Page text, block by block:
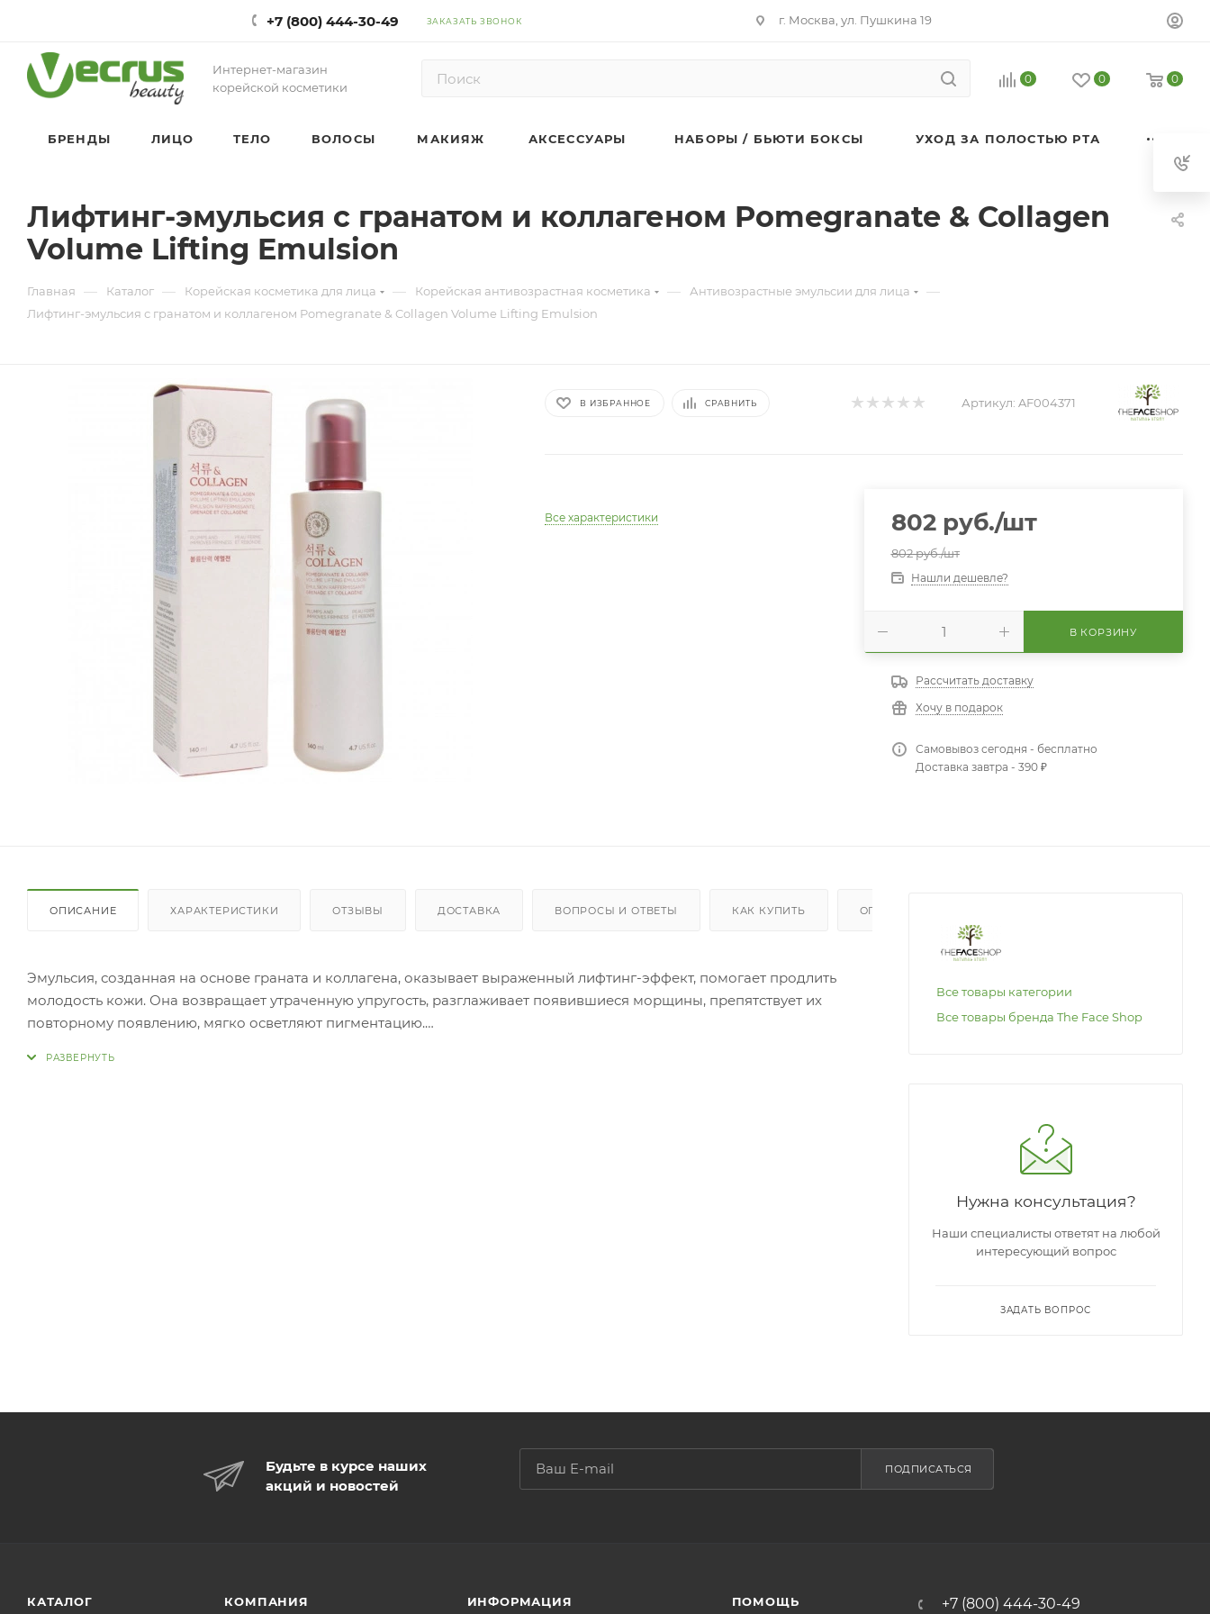
+7 (800) 444-30-49 ЗАКАЗАТЬ ЗВОНОК г. Москва, ул. Пушкина 19
Интернет-магазин
корейской косметики
0 0 0
БРЕНДЫ ЛИЦО ТЕЛО ВОЛОСЫ МАКИЯЖ АКСЕССУАРЫ НАБОРЫ / БЬЮТИ БОКСЫ УХОД ЗА ПОЛОСТЬЮ РТА
Лифтинг-эмульсия с гранатом и коллагеном Pomegranate & Collagen
Volume Lifting Emulsion
Главная — Каталог — Корейская косметика для лица — Корейская антивозрастная косметика — Антивозрастные эмульсии для лица —
Лифтинг-эмульсия с гранатом и коллагеном Pomegranate & Collagen Volume Lifting Emulsion
В ИЗБРАННОЕ СРАВНИТЬ Артикул: AF004371
Все характеристики 802руб./шт
802руб./шт
Нашли дешевле?
В КОРЗИНУ
Рассчитать доставку
Хочу в подарок
Самовывоз сегодня - бесплатно
Доставка завтра - 390 ₽
ОПИСАНИЕ ХАРАКТЕРИСТИКИ ОТЗЫВЫ ДОСТАВКА ВОПРОСЫ И ОТВЕТЫ КАК КУПИТЬ ОПЛАТА
Эмульсия, созданная на основе граната и коллагена, оказывает выраженный лифтинг-эффект, помогает продлить
молодость кожи. Она возвращает утраченную упругость, разглаживает появившиеся морщины, препятствует их
повторному появлению, мягко осветляют пигментацию.
Все товары категории
Все товары бренда The Face Shop
Нужна консультация?
Наши специалисты ответят на любой
интересующий вопрос
ЗАДАТЬ ВОПРОС
Будьте в курсе наших
акций и новостей
ПОДПИСАТЬСЯ
КАТАЛОГ КОМПАНИЯ ИНФОРМАЦИЯ ПОМОЩЬ +7 (800) 444-30-49